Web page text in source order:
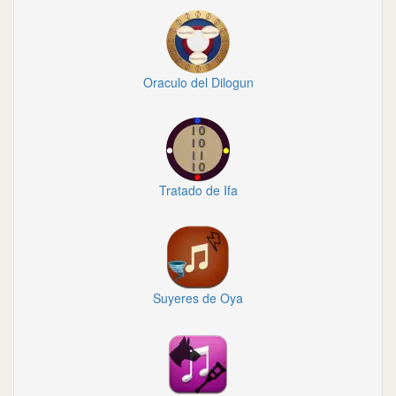
Oraculo del Dilogun
Tratado de Ifa
Suyeres de Oya